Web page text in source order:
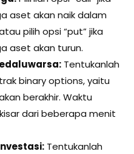
aset akan naik dalam
pilih opsi “put” jika
aset akan turun.
Tentukanlah
binary options, yaitu
berakhir. Waktu
dari beberapa menit
Tentukanlah